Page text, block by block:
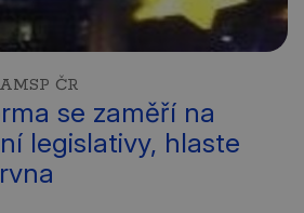
ČR
se zaměří na
legislativy, hlaste